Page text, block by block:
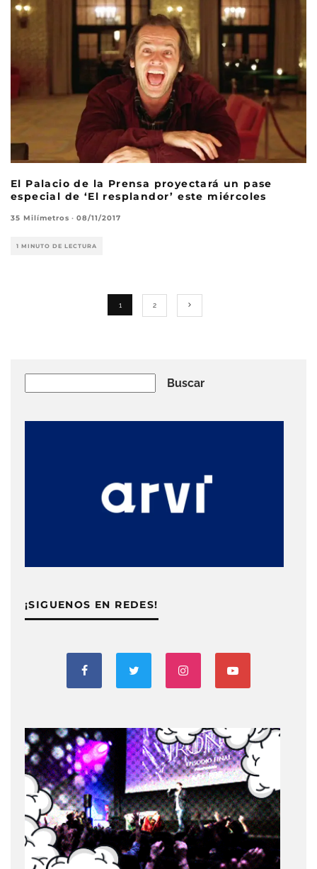
El Palacio de la Prensa proyectará un pase
especial de ‘El resplandor’ este miércoles
35 Milímetros · 08/11/2017
1 MINUTO DE LECTURA
1 2
Buscar
¡SIGUENOS EN REDES!